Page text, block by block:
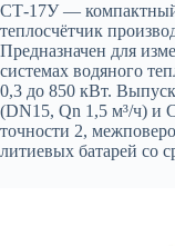
СТ-17У — компактный
теплосчётчик
Предназначен для
системах водяного
0,3 до 850 кВт.
(DN15, Qn 1,5 м³/ч) и
точности 2,
литиевых батарей со